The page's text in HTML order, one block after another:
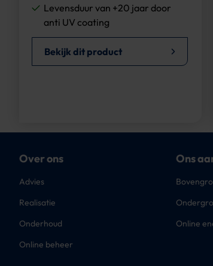
Levensduur van +20 jaar door
anti UV coating
Bekijk dit product
Over ons
Advies
Realisatie
Onderhoud
Online beheer
Ons
Online